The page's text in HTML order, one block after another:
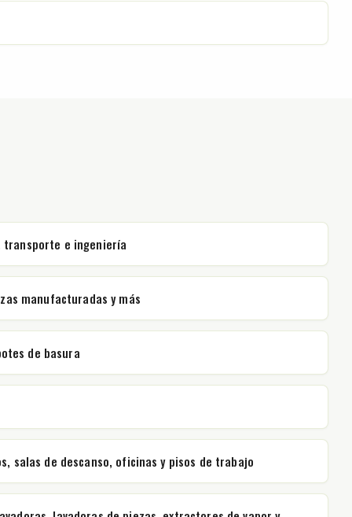
transporte e ingeniería
manufacturadas y más
de basura
salas de descanso, oficinas y pisos de trabajo